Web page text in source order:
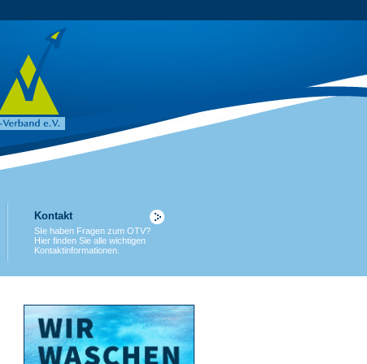
Kontakt
SIe haben Fragen zum OTV?
Hier finden Sie alle wichtigen
Kontaktinformationen.